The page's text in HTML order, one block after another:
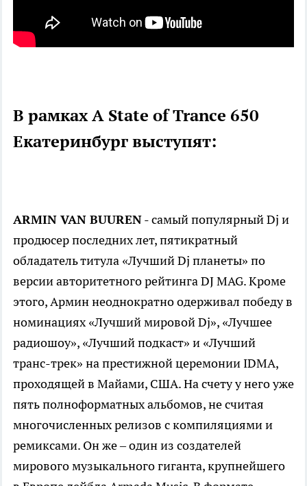
В рамках A State of Trance 650
Екатеринбург выступят:
ARMIN VAN BUUREN- самый популярный Dj и
продюсер последних лет, пятикратный
обладатель титула «Лучший Dj планеты» по
версии авторитетного рейтинга DJ MAG. Кроме
этого, Армин неоднократно одерживал победу в
номинациях «Лучший мировой Dj», «Лучшее
радиошоу», «Лучший подкаст» и «Лучший
транс-трек» на престижной церемонии IDMA,
проходящей в Майами, США. На счету у него уже
пять полноформатных альбомов, не считая
многочисленных релизов с компиляциями и
ремиксами. Он же – один из создателей
мирового музыкального гиганта, крупнейшего